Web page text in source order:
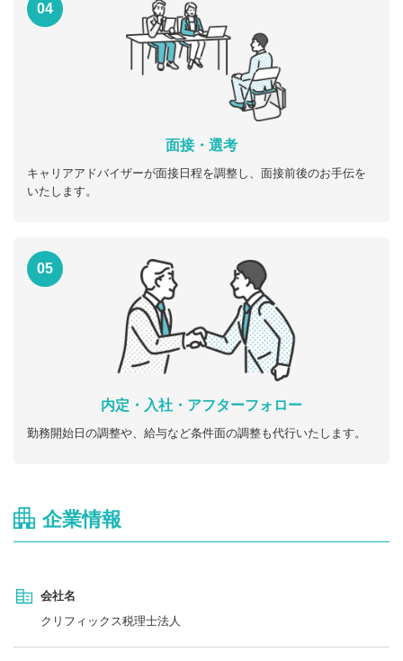
04
面接・選考
キャリアアドバイザーが面接日程を調整し、面接前後のお手伝を
いたします。
05
内定・入社・アフターフォロー
勤務開始日の調整や、給与など条件面の調整も代行いたします。
企業情報
会社名
クリフィックス税理士法人